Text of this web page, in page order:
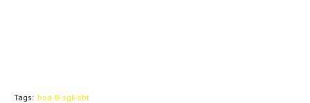
Tags: hoa-8-sgk-sbt